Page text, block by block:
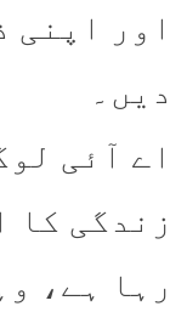
اور اپنی
دیں۔
اے آئی
زندگی کا
رہا ہے،